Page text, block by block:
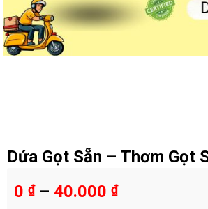
Dứa Gọt Sẵn – Thơm Gọt
0 ₫– 40.000 ₫